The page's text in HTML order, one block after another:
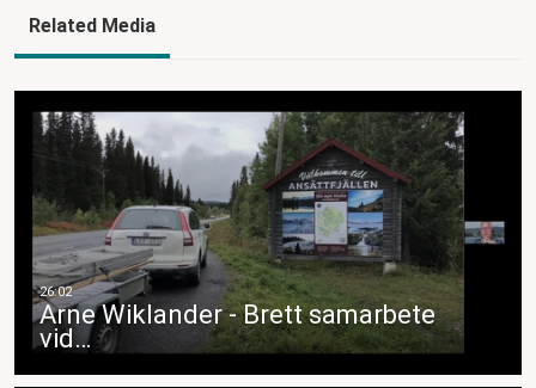
Related Media
Arne Wiklander - Brett samarbete
vid…